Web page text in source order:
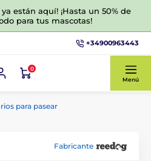
están aquí! ¡Hasta un 50% de
para tus mascotas!
+34900963443
0
Menú
para pasear
Fabricante